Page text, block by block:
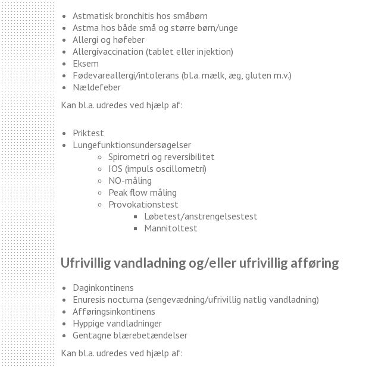
Astmatisk bronchitis hos småbørn
Astma hos både små og større børn/unge
Allergi og høfeber
Allergivaccination (tablet eller injektion)
Eksem
Fødevareallergi/intolerans (bl.a. mælk, æg, gluten m.v.)
Nældefeber
Kan bl.a. udredes ved hjælp af:
Priktest
Lungefunktionsundersøgelser
Spirometri og reversibilitet
IOS (impuls oscillometri)
NO-måling
Peak flow måling
Provokationstest
Løbetest/anstrengelsestest
Mannitoltest
Ufrivillig vandladning og/eller ufrivillig afføring
Daginkontinens
Enuresis nocturna (sengevædning/ufrivillig natlig vandladning)
Afføringsinkontinens
Hyppige vandladninger
Gentagne blærebetændelser
Kan bl.a. udredes ved hjælp af: